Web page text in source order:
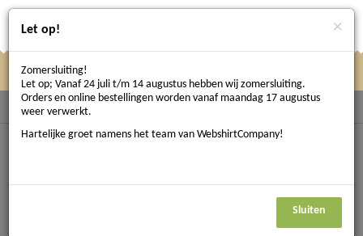
hier
Terug naar Schorten / Sloven
Let op! ×
Zomersluiting!
Let op; Vanaf 24 juli t/m 14 augustus hebben wij zomersluiting.
Orders en online bestellingen worden vanaf maandag 17 augustus
weer verwerkt.
Hartelijke groet namens het team van WebshirtCompany!
Sluiten